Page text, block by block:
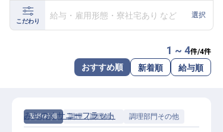
ホテル・宿泊業界情報コラム
転職サポートに申し込む
こだわり
給与・雇用形態・寮社宅あり など 選択
1 ~ 4件/4件
おすすめ順 新着順 給与順
契約社員 調理（調理師） 調理部門その他
みちのくサニーフラット